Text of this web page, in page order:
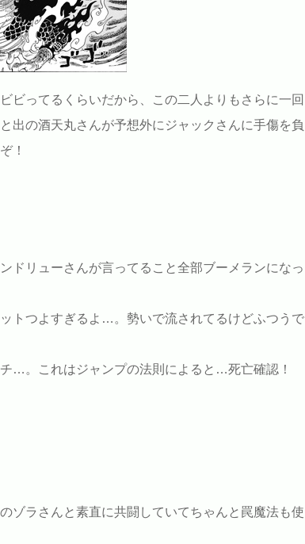
ビってるくらいだから、この二人よりもさらに一回
出の酒天丸さんが予想外にジャックさんに手傷を負
！
ドリューさんが言ってること全部ブーメランになっ
トつよすぎるよ…。勢いで流されてるけどふつうで
…。これはジャンプの法則によると…死亡確認！
ゾラさんと素直に共闘していてちゃんと罠魔法も使